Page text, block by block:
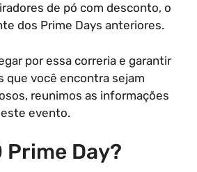
de pó com desconto, o
dos Prime Days anteriores.
por essa correria e garantir
que você encontra sejam
reunimos as informações
evento.
Prime Day?